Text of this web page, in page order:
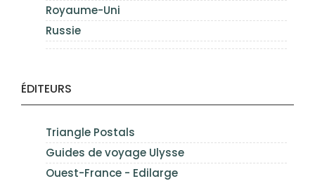
Royaume-Uni
Russie
ÉDITEURS
Triangle Postals
Guides de voyage Ulysse
Ouest-France - Edilarge